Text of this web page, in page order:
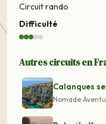
Circuit rando
Difficulté
Autres circuits en
Calanques
Nomade